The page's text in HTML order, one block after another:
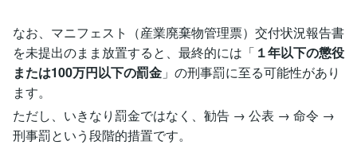
なお、マニフェスト（産業廃棄物管理票）交付状況報告書
を未提出のまま放置すると、最終的には「 １年以下の懲役
または100万円以下の罰金 」の刑事罰に至る可能性があり
ます。
ただし、いきなり罰金ではなく、勧告 → 公表 → 命令 →
刑事罰という段階的措置です。